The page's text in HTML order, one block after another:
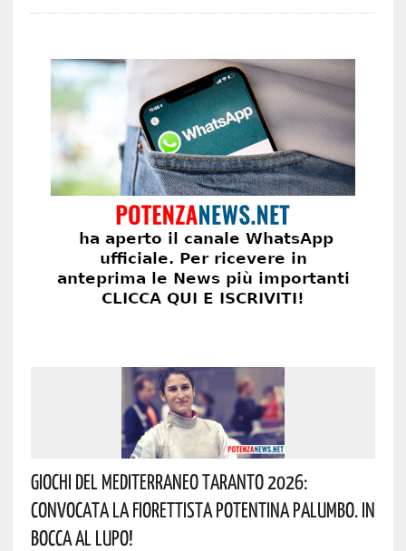
Giochi Del Mediterraneo Taranto 2026:
Convocata La Fiorettista Potentina Palumbo. In
Bocca Al Lupo!